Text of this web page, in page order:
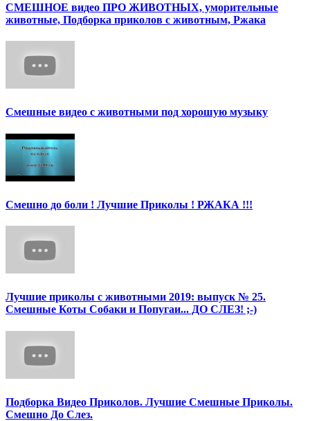
СМЕШНОЕ видео ПРО ЖИВОТНЫХ, уморительные
животные, Подборка приколов с животным, Ржака
Смешные видео с животными под хорошую музыку
Смешно до боли ! Лучшие Приколы ! РЖАКА !!!
Лучшие приколы с животными 2019: выпуск № 25.
Смешные Коты Собаки и Попугаи... ДО СЛЕЗ! ;-)
Подборка Видео Приколов. Лучшие Смешные Приколы.
Смешно До Слез.